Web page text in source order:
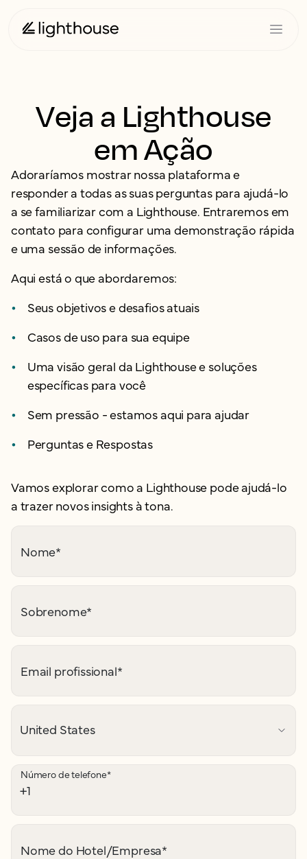
Veja a Lighthouse
em Ação
Adoraríamos mostrar nossa plataforma e
responder a todas as suas perguntas para ajudá-lo
a se familiarizar com a Lighthouse. Entraremos em
contato para configurar uma demonstração rápida
e uma sessão de informações.
Aqui está o que abordaremos:
Seus objetivos e desafios atuais
Casos de uso para sua equipe
Uma visão geral da Lighthouse e soluções
específicas para você
Sem pressão - estamos aqui para ajudar
Perguntas e Respostas
Vamos explorar como a Lighthouse pode ajudá-lo
a trazer novos insights à tona.
Nome*
Sobrenome*
Email profissional*
Número de telefone*
Nome do Hotel/Empresa*